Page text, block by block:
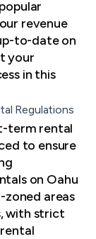
revenue
to-date on
your
in this
Regulations
term rental
to ensure
on Oahu
areas
with strict